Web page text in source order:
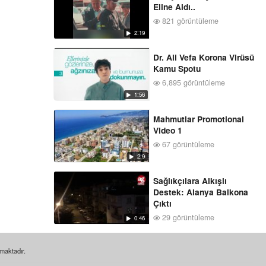
2:19
Eline Aldı..
821 görüntüleme
1:56
Dr. Ali Vefa Korona Virüsü
Kamu Spotu
6,895 görüntüleme
2:9
Mahmutlar Promotional
Video 1
67 görüntüleme
0:46
Sağlıkçılara Alkışlı
Destek: Alanya Balkona
Çıktı
29 görüntüleme